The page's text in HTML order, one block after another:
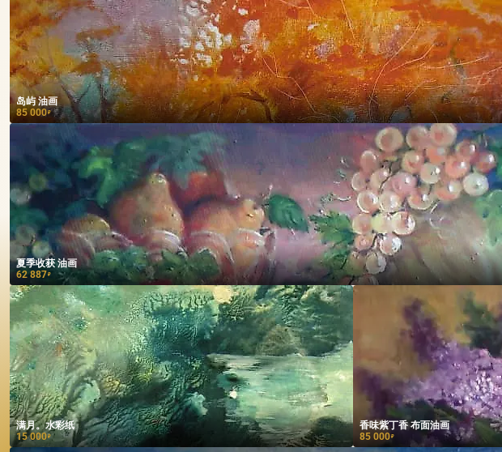
岛屿 油画
85 000₽
夏季收获 油画
62 887₽
满月。水彩纸
15 000₽
香味紫丁香 布面油画
85 000₽